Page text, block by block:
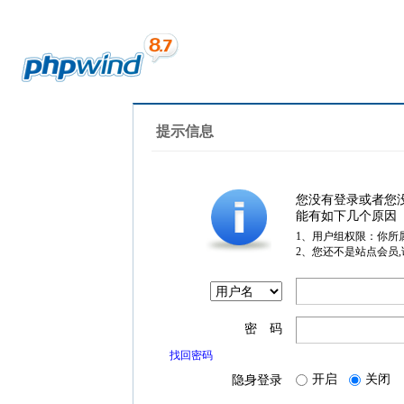
提示信息
您没有登录或者您
能有如下几个原因
1、用户组权限：你所
2、您还不是站点会员
密 码
找回密码
隐身登录 开启 关闭